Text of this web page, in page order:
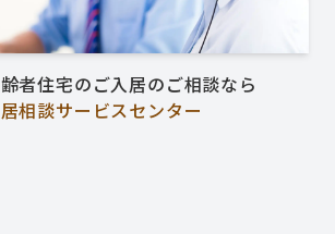
者住宅のご入居のご相談なら
相談サービスセンター